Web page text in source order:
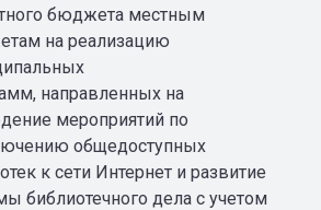
бюджета местным
на реализацию
направленных на
мероприятий по
общедоступных
к сети Интернет и развитие
библиотечного дела с учетом